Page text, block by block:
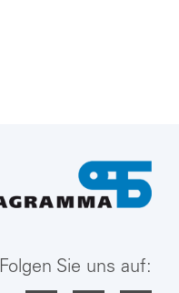
Folgen Sie uns auf: